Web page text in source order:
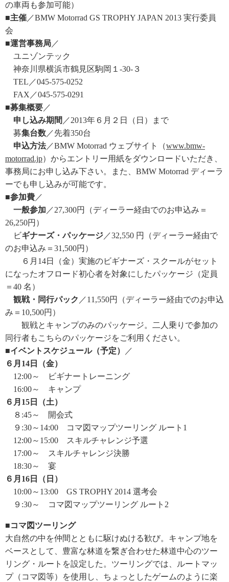
の車両も参加可能）
■主催 ／BMW Motorrad GS TROPHY JAPAN 2013 実行委員
会
■運営事務局 ／
ユニゾンテック
神奈川県横浜市鶴見区駒岡１-30-３
TEL／045-575-0252
FAX／045-575-0291
■募集概要 ／
申し込み期間 ／2013年６月２日（日）まで
募集台数 ／先着350台
申込方法／BMW Motorrad ウェブサイト（www.bmw-
motorrad.jp）からエントリー用紙をダウンロードいただき、
事務局にお申し込み下さい。また、BMW Motorrad ディーラ
ーでも申し込みが可能です。
■参加費 ／
一般参加 ／27,300円（ディーラー経由でのお申込み＝
26,250円）
ビギナーズ・パッケージ ／32,550 円（ディーラー経由で
のお申込み＝31,500円）
６月14日（金）実施のビギナーズ・スクールがセット
になったオフロード初心者を対象にしたパッケージ（定員
＝40 名）
観戦・同行パック ／11,550円（ディーラー経由でのお申込
み＝10,500円）
観戦とキャンプのみのパッケージ。二人乗りで参加の
同行者もこちらのパッケージをご利用ください。
■イベントスケジュール（予定）
／
６月14日（金）
12:00～ ビギナートレーニング
16:00～ キャンプ
６月15日（土）
８:45～ 開会式
９:30～14:00 コマ図マップツーリング ルート1
12:00～15:00 スキルチャレンジ予選
17:00～ スキルチャレンジ決勝
18:30～ 宴
６月16日（日）
10:00～13:00 GS TROPHY 2014 選考会
９:30～ コマ図マップツーリング ルート2
■コマ図ツーリング
大自然の中を仲間とともに駆けぬける歓び。キャンプ地を
ベースとして、豊富な林道を繋ぎ合わせた林道中心のツー
リング・ルートを設定した。ツーリングでは、ルートマッ
プ（コマ図等）を使用し、ちょっとしたゲームのように楽